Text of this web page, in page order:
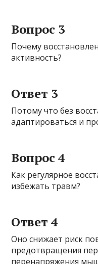
Вопрос 3
Почему
активность?
Ответ 3
Потому что без
адаптироваться и
Вопрос 4
Как регулярное
избежать травм?
Ответ 4
Оно снижает риск
предотвращения
перенапряжения